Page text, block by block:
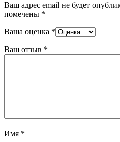
Ваш адрес email не будет
помечены *
Ваша оценка *
Ваш отзыв *
Имя *